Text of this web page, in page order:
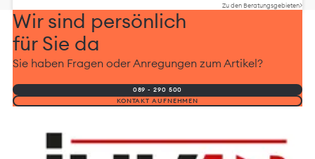
Zu den Beratungsgebieten
Wir sind persönlich
für Sie da
Sie haben Fragen oder Anregungen zum Artikel?
089 - 290 500
KONTAKT AUFNEHMEN